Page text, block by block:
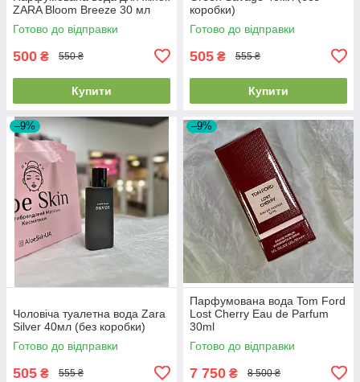
ZARA Bloom Breeze 30 мл
Готово до відправки
500 ₴ 550 ₴
Купити
коробки)
Готово до відправки
505 ₴ 555 ₴
Купити
–9%
Чоловіча туалетна вода Zara
Silver 40мл (без коробки)
Готово до відправки
505 ₴ 555 ₴
–9%
Парфумована вода Tom Ford
Lost Cherry Eau de Parfum
30ml
Готово до відправки
7 750 ₴ 8 500 ₴